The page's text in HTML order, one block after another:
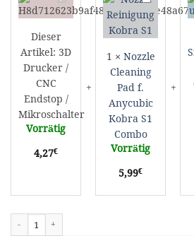
Drucker
CNC
Endstop
/
Mikroschalter
Dieser
Artikel: 3D
Drucker /
CNC
Endstop /
Mikroschalter
Vorrätig
4,27€
Cleaning
Pad
f.
Anycubic
Kobra
S1
Combo
1 × Nozzle
Cleaning
Pad f.
Anycubic
Kobra S1
Combo
Vorrätig
5,99€